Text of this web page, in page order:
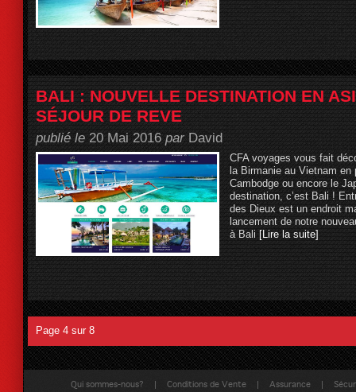
BALI : NOUVELLE DESTINATION EN
SÉJOUR DE REVE
publié le 20 Mai 2016 parDavid
CFA voyages vous fait
la Birmanie au Vietnam
Cambodge ou encore le
destination, c’est Bali !
des Dieux est un endroit
lancement de notre
à Bali [Lire la suite]
Page 4 sur 8
Qui sommes-nous? | Conditions de Vente | Assurance |